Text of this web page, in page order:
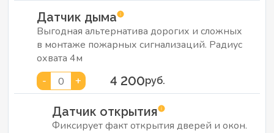
Датчик дыма
Выгодная альтернатива дорогих и сложных
в монтаже пожарных сигнализаций. Радиус
охвата 4м
-
0 + 4 200руб.
Датчик открытия
Фиксирует факт открытия дверей и окон.